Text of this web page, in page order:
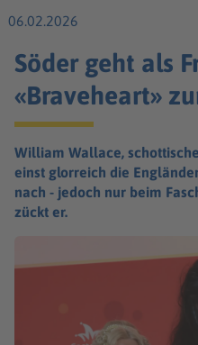
06.02.2026
Söder geht als
«Braveheart»
William Wallace,
einst glorreich die
nach - jedoch nur beim
zückt er.